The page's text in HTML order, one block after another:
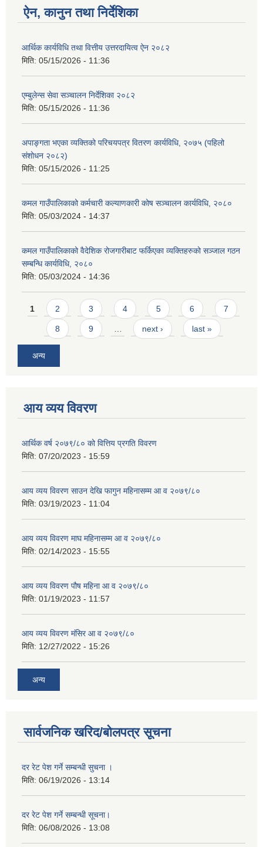
ऐन, कानुन तथा निर्देशिका
आर्थिक कार्यविधि तथा वित्तीय उत्तरदायित्व ऐन २०८२
मिति: 05/15/2026 - 11:36
एम्बुलेन्स सेवा सञ्चालन निर्देशिका २०८२
मिति: 05/15/2026 - 11:36
अपाङ्गता भएका व्यक्तिको परिचयपत्र वितरण कार्यविधि, २०७५ (पहिलो
संशोधन २०८२)
मिति: 05/15/2026 - 11:25
कमल गाउँपालिकाको कर्मचारी कल्याणकारी कोष सञ्चालन कार्यविधि, २०८०
मिति: 05/03/2024 - 14:37
कमल गाउँपालिकाको वैदेशिक रोजगारीबाट फर्किएका व्यक्तिहरुको सञ्जाल गठन
सम्बन्धि कार्यविधि, २०८०
मिति: 05/03/2024 - 14:36
Pages
1 2 3 4 5 6 7
8 9 next › last »
अन्य
आय व्यय विवरण
आर्थिक वर्ष २०७९/८० को वित्तिय प्रगति विवरण
मिति: 07/20/2023 - 15:59
आय व्यय विवरण साउन देखि फागुन महिनासम्म आ व २०७९/८०
मिति: 03/19/2023 - 11:04
आय व्यय विवरण माघ महिनासम्म आ व २०७९/८०
मिति: 02/14/2023 - 15:55
आय व्यय विवरण पौष महिना आ व २०७९/८०
मिति: 01/19/2023 - 11:57
आय व्यय विवरण मंसिर आ व २०७९/८०
मिति: 12/27/2022 - 15:26
अन्य
सार्वजनिक खरिद/बोलपत्र सूचना
दर रेट पेश गर्ने सम्बन्धी सुचना ।
मिति: 06/19/2026 - 13:14
दर रेट पेश गर्ने सम्बन्धी सूचना।
मिति: 06/08/2026 - 13:08